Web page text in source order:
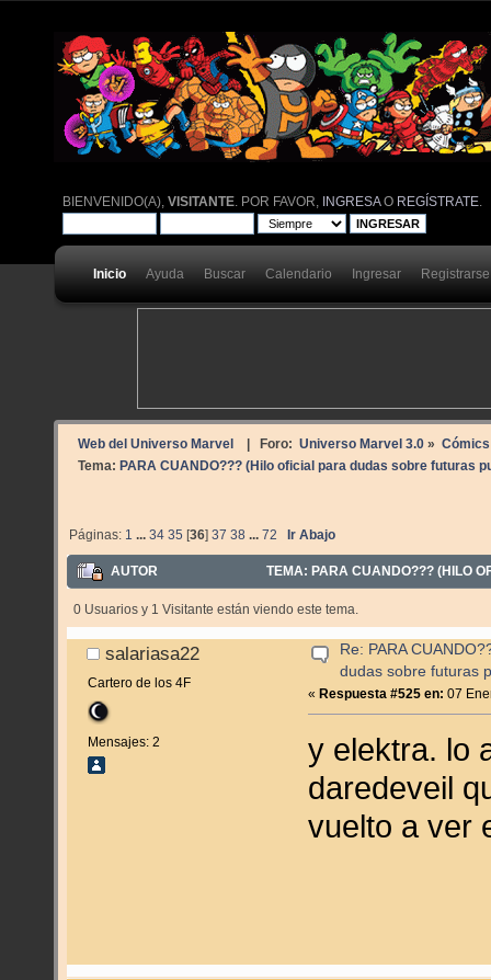
BIENVENIDO(A),VISITANTE . POR FAVOR, INGRESAO REGÍSTRATE
Inicio Ayuda Buscar Calendario Ingresar Registrarse
Web del Universo Marvel | Foro: Universo Marvel 3.0» Cómics
Tema: PARA CUANDO??? (Hilo oficial para dudas sobre futuras
Páginas: 1 ...34 35 [36]37 38 ...72 Ir Abajo
AUTOR TEMA: PARA CUANDO??? (HILO
255709 VECES)
0 Usuarios y 1 Visitante están viendo este tema.
salariasa22
Cartero de los 4F
Mensajes: 2
Re: PARA
dudas sobre futuras
«Respuesta #525 en: 07
y elektra. lo
daredeveil
vuelto a ver